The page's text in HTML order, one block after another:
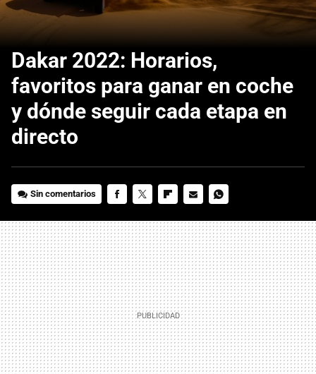
Dakar 2022: Horarios,
favoritos para ganar en coche
y dónde seguir cada etapa en
directo
Sin comentarios
MAIL